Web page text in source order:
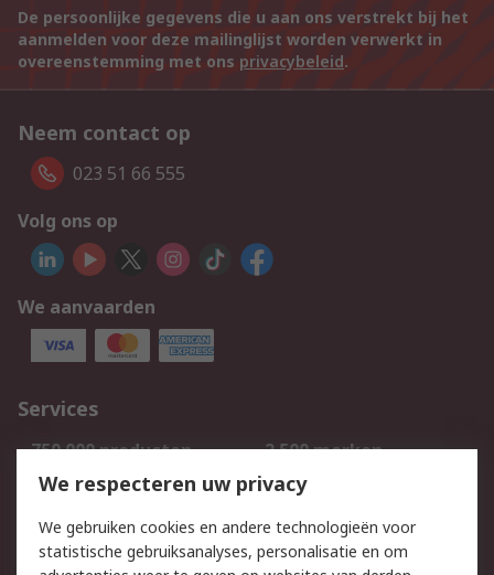
De persoonlijke gegevens die u aan ons verstrekt bij het
aanmelden voor deze mailinglijst worden verwerkt in
overeenstemming met ons privacybeleid.
Neem contact op
023 51 66 555
Volg ons op
We aanvaarden
Services
750.000 producten
2.500 merken
Bestellen
Inkoopoplossingen
Track & Trace
We respecteren uw privacy
We gebruiken cookies en andere technologieën voor
statistische gebruiksanalyses, personalisatie en om